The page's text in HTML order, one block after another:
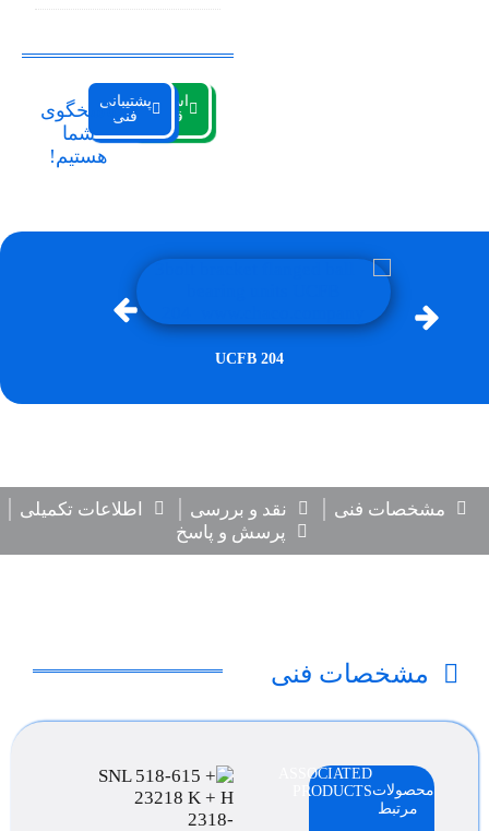
استعلام
قیمت
پشتیبانی
فنیپاسخگوی
شما
هستیم!
UCFB 204
مشخصات فنی نقد و بررسی
اطلاعات تکمیلی
پرسش و پاسخ
مشخصات فنی
محصولات
مرتبط
ASSOCIATED
PRODUCTS